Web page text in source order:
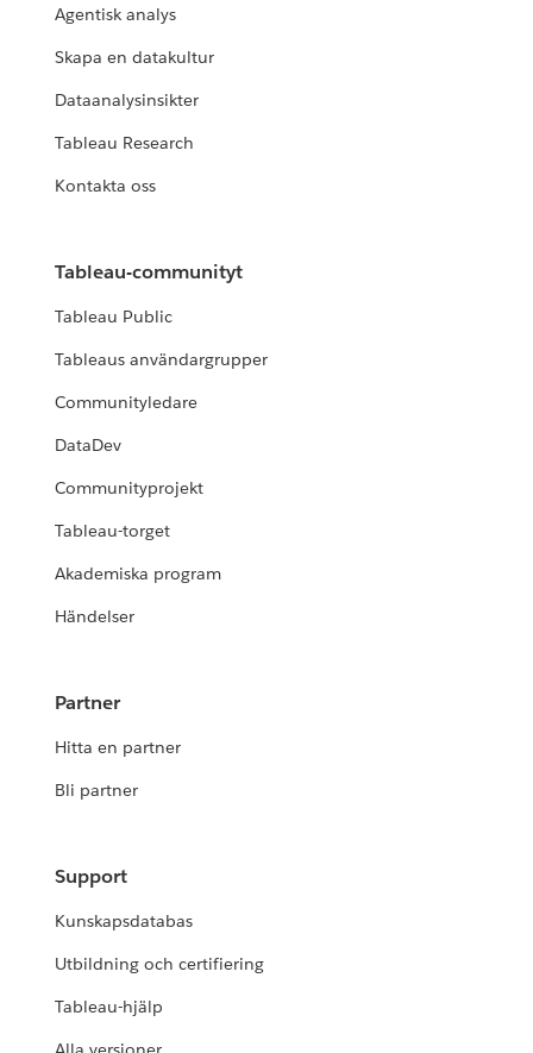
Agentisk analys
Skapa en datakultur
Dataanalysinsikter
Tableau Research
Kontakta oss
Tableau-communityt
Tableau Public
Tableaus användargrupper
Communityledare
DataDev
Communityprojekt
Tableau-torget
Akademiska program
Händelser
Partner
Hitta en partner
Bli partner
Support
Kunskapsdatabas
Utbildning och certifiering
Tableau-hjälp